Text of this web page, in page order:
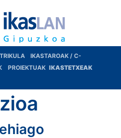
IKASTAROAK / C-
PROIEKTUAK IKASTETXEAK